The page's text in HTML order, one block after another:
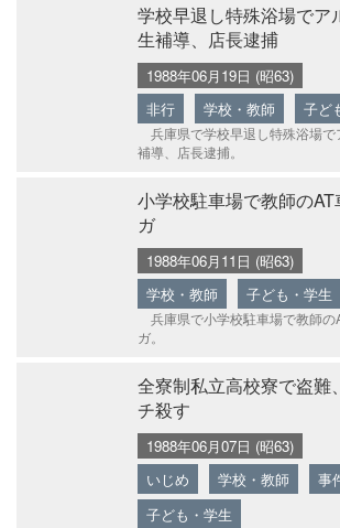
学校早退し特殊浴場でア
生補導、店長逮捕
1988年06月19日 (昭63)
非行
学校・教師 子ど
兵庫県で学校早退し特殊浴場で
補導、店長逮捕。
小学校駐車場で教師の
ガ
1988年06月11日 (昭63)
学校・教師
子ども・学生
兵庫県で小学校駐車場で教師の
ガ。
全寮制私立高校寮で盗難
チ殺す
1988年06月07日 (昭63)
いじめ
学校・教師 事
子ども・学生